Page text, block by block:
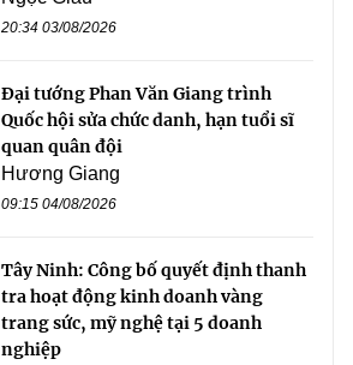
20:34 03/08/2026
Đại tướng Phan Văn Giang trình
Quốc hội sửa chức danh, hạn tuổi sĩ
quan quân đội
Hương Giang
09:15 04/08/2026
Tây Ninh: Công bố quyết định thanh
tra hoạt động kinh doanh vàng
trang sức, mỹ nghệ tại 5 doanh
nghiệp